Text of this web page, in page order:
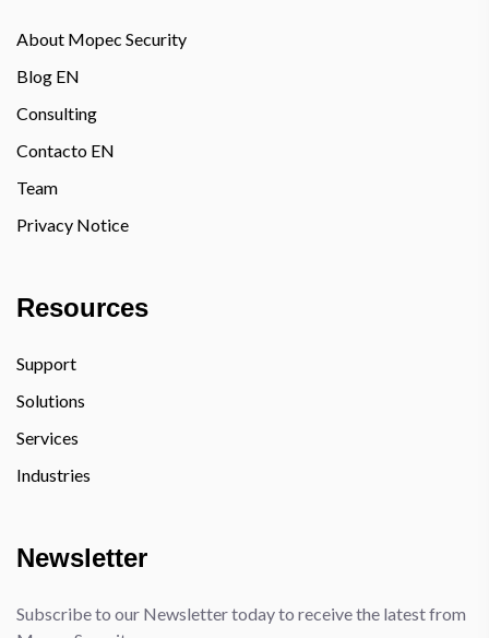
About Mopec Security
Blog EN
Consulting
Contacto EN
Team
Privacy Notice
Resources
Support
Solutions
Services
Industries
Newsletter
Subscribe to our Newsletter today to receive the latest from